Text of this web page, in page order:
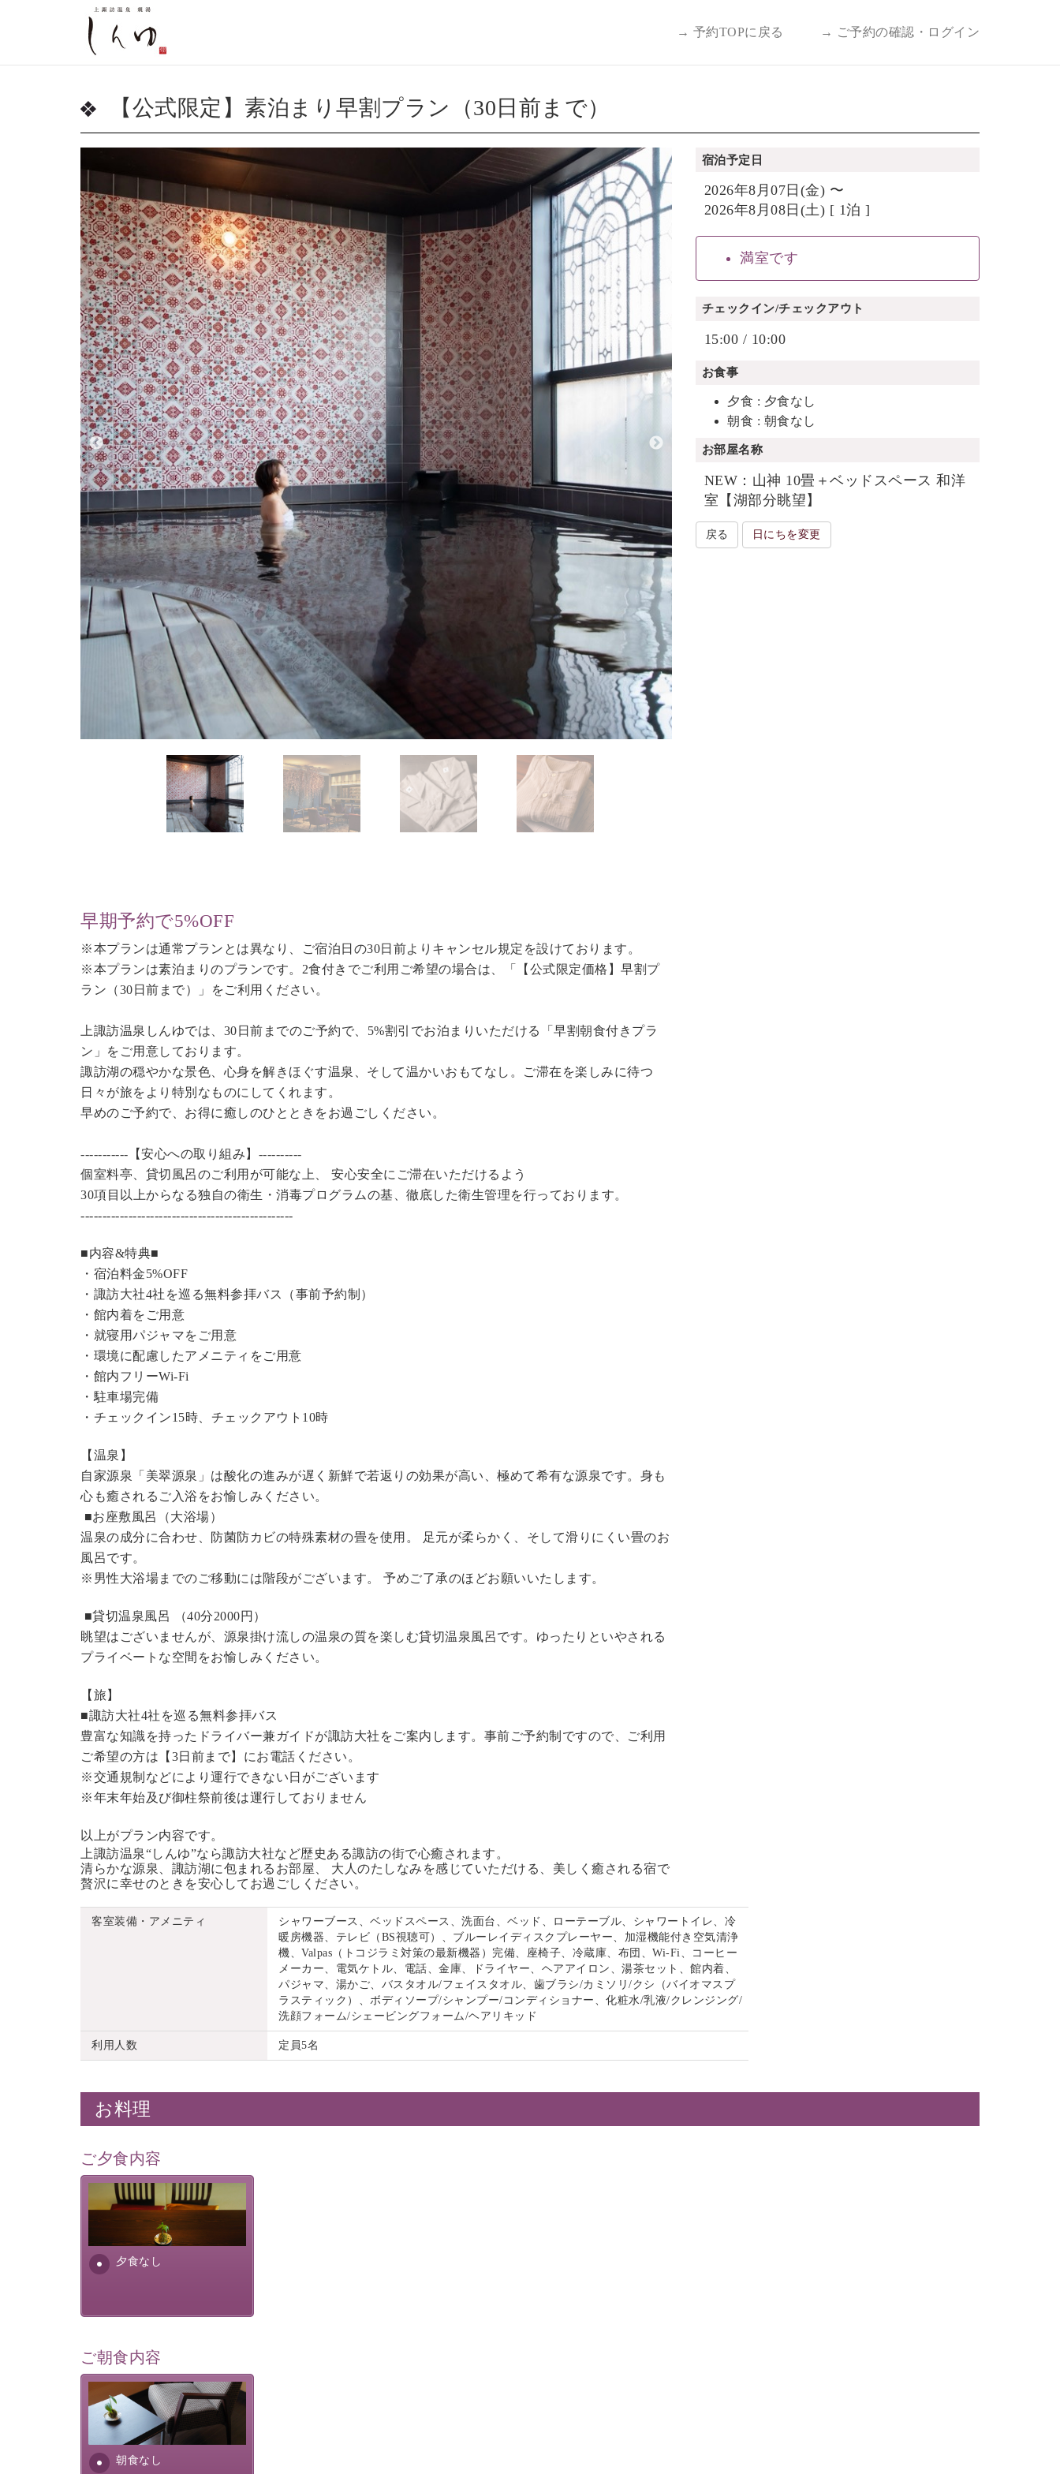
→ 予約TOPに戻る → ご予約の確認・ログイン
【公式限定】素泊まり早割プラン（30日前まで）
早期予約で5%OFF
※本プランは通常プランとは異なり、ご宿泊日の30日前よりキャンセル規定を設けております。
※本プランは素泊まりのプランです。2食付きでご利用ご希望の場合は、「
【公式限定価格】早割プ
ラン（30日前まで）
」をご利用ください。
上諏訪温泉しんゆでは、30日前までのご予約で、5%割引でお泊まりいただける「早割朝食付きプラ
ン」をご用意しております。
諏訪湖の穏やかな景色、心身を解きほぐす温泉、そして温かいおもてなし。ご滞在を楽しみに待つ
日々が旅をより特別なものにしてくれます。
早めのご予約で、お得に癒しのひとときをお過ごしください。
-----------【安心への取り組み】----------
個室料亭、貸切風呂のご利用が可能な上、 安心安全にご滞在いただけるよう
30項目以上からなる独自の衛生・消毒プログラムの基、徹底した衛生管理を行っております。
-------------------------------------------------
■内容&特典■
・宿泊料金5%OFF
・諏訪大社4社を巡る無料参拝バス（事前予約制）
・館内着をご用意
・就寝用パジャマをご用意
・環境に配慮したアメニティをご用意
・館内フリーWi-Fi
・駐車場完備
・チェックイン15時、チェックアウト10時
【温泉】
自家源泉「美翠源泉」は酸化の進みが遅く新鮮で若返りの効果が高い、極めて希有な源泉です。身も
心も癒されるご入浴をお愉しみください。
■お座敷風呂（大浴場）
温泉の成分に合わせ、防菌防カビの特殊素材の畳を使用。 足元が柔らかく、そして滑りにくい畳のお
風呂です。
※男性大浴場までのご移動には階段がございます。 予めご了承のほどお願いいたします。
■貸切温泉風呂 （40分2000円）
眺望はございませんが、源泉掛け流しの温泉の質を楽しむ貸切温泉風呂です。ゆったりといやされる
プライベートな空間をお愉しみください。
【旅】
■諏訪大社4社を巡る無料参拝バス
豊富な知識を持ったドライバー兼ガイドが諏訪大社をご案内します。 事前ご予約制ですので、ご利用
ご希望の方は【3日前まで】にお電話ください。
※交通規制などにより運行できない日がございます
※年末年始及び御柱祭前後は運行しておりません
以上がプラン内容です。
上諏訪温泉“しんゆ”なら諏訪大社など歴史ある諏訪の街で心癒されます。
清らかな源泉、諏訪湖に包まれるお部屋、 大人のたしなみを感じていただける、美しく癒される宿で
贅沢に幸せのときを安心してお過ごしください。
宿泊予定日
2026年8月07日(金) 〜
2026年8月08日(土) [ 1泊 ]
満室です
チェックイン/チェックアウト
15:00 / 10:00
お食事
夕食 : 夕食なし
朝食 : 朝食なし
お部屋名称
NEW：山神 10畳＋ベッドスペース 和洋
室【湖部分眺望】
戻る 日にちを変更
客室装備・アメニティ
シャワーブース、ベッドスペース、洗面台、ベッド、ローテーブル、シャワートイレ、冷
暖房機器、テレビ（BS視聴可）、ブルーレイディスクプレーヤー、加湿機能付き空気清浄
機、Valpas（トコジラミ対策の最新機器）完備、座椅子、冷蔵庫、布団、Wi-Fi、コーヒー
メーカー、電気ケトル、電話、金庫、ドライヤー、ヘアアイロン、湯茶セット、館内着、
パジャマ、湯かご、バスタオル/フェイスタオル、歯ブラシ/カミソリ/クシ（バイオマスプ
ラスティック）、ボディソープ/シャンプー/コンディショナー、化粧水/乳液/クレンジング/
洗顔フォーム/シェービングフォーム/ヘアリキッド
利用人数 定員5名
お料理
ご夕食内容
夕食なし
夕食なしご夕食を追加される
場合は、二食付きのプランを
お選びくださいませ。
ご朝食内容
朝食なし
朝食なし。ご朝食を付ける場
合は朝食付きのプランをお選
びくださいませ。